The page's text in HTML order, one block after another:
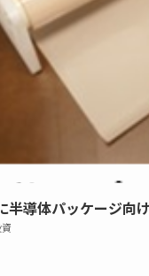
半導体パッケージ向